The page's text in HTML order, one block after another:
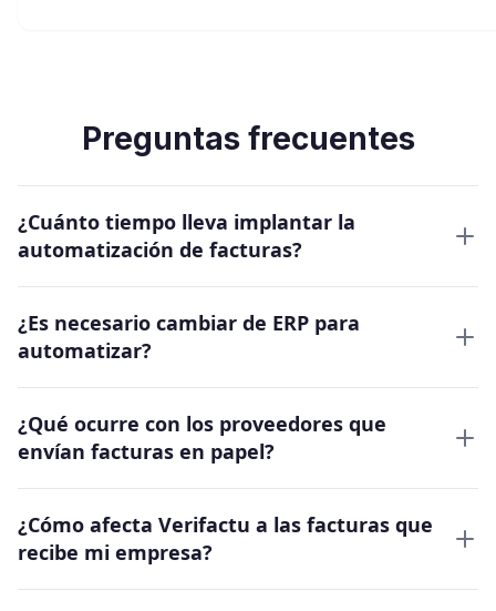
Preguntas frecuentes
¿Cuánto tiempo lleva implantar la
automatización de facturas?
¿Es necesario cambiar de ERP para
automatizar?
¿Qué ocurre con los proveedores que
envían facturas en papel?
¿Cómo afecta Verifactu a las facturas que
recibe mi empresa?